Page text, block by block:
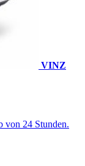
VINZ
von 24 Stunden.